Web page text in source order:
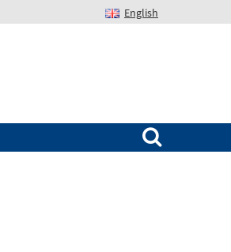
English
Suchen nach: